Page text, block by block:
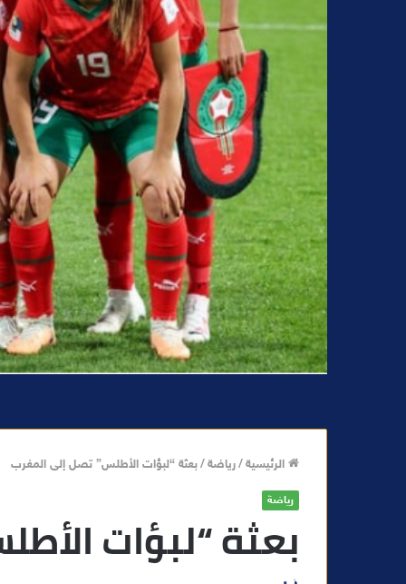
الرئيسية/رياضة/بعثة “لبؤات الأطلس” تصل إلى المغرب
رياضة
بعثة “لبؤات